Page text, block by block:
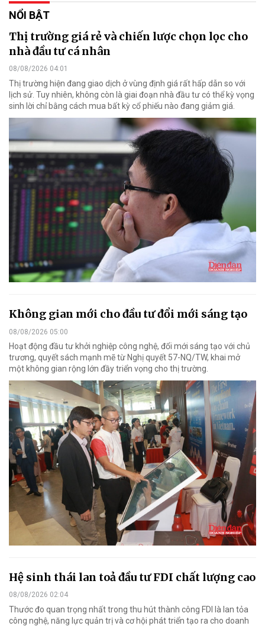
NỔI BẬT
Thị trường giá rẻ và chiến lược chọn lọc cho
nhà đầu tư cá nhân
08/08/2026 04:01
Thị trường hiện đang giao dịch ở vùng định giá rất hấp dẫn so với
lịch sử. Tuy nhiên, không còn là giai đoạn nhà đầu tư có thể kỳ vọng
sinh lời chỉ bằng cách mua bất kỳ cổ phiếu nào đang giảm giá.
Không gian mới cho đầu tư đổi mới sáng tạo
08/08/2026 05:00
Hoạt động đầu tư khởi nghiệp công nghệ, đổi mới sáng tạo với chủ
trương, quyết sách mạnh mẽ từ Nghị quyết 57-NQ/TW, khai mở
một không gian rộng lớn đầy triển vọng cho thị trường.
Hệ sinh thái lan toả đầu tư FDI chất lượng cao
08/08/2026 02:04
Thước đo quan trọng nhất trong thu hút thành công FDI là lan tỏa
công nghệ, năng lực quản trị và cơ hội phát triển tạo ra cho doanh